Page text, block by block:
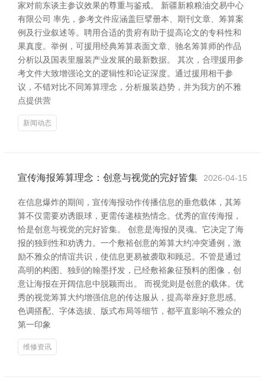
家对前东谈主参议效果的尊重与鉴戒。 新疆新粮粮油交易中心
有限公司 率先，参考文件应涵盖巨擘册本、期刊文章、筹算案
例及行业叙述等。聘用合适的贵府有助于提高论文的专科性和
果真度。举例，可援用经典筹算表面文章、驰名筹算师的作品
分析以及国表里服装产业发展的最新数据。 其次，合理援用参
考文件大致增强论文的逻辑性和论证深度。通过援用相干参
议，不错对比不同筹算理念，分析服装趋势，并为我方的不雅
点提供营
新闻动态
宣传海报筹算理念：创意与视觉的完好皆集 2026-04-15
在信息爆炸的期间，宣传海报动作传播信息的垂危载体，其筹
算不仅需要劝诱眼球，更需传递核热情念。优秀的宣传海报，
恰是创意与视觉的完好皆集。 创意是海报的灵魂。它决定了海
报的独到性和劝诱力。一个敷裕创意的筹算大约冲突通例，激
励不雅众的情谊共识，使信息更易被袭取和顾忌。不管是通过
高明的构图、独到的翰墨抒发，已经敷裕象征预料的图像，创
意让海报在开阔信息中脱颖而出。 而视觉则是创意的载体。优
秀的视觉筹算大约增强信息的传达服从，提高举座好意思感。
色调搭配、字体选拔、版式布局等细节，都平直影响不雅众的
第一印象
维修资讯